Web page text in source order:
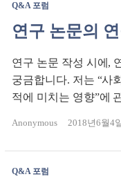
Q&A 포럼
연구 논문의
연구 논문 작성 시에,
궁금합니다. 저는 “사
적에 미치는 영향”에
Anonymous 2018년6월4
Q&A 포럼